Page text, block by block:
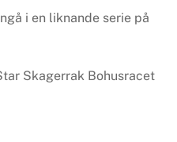
i en liknande serie på
Skagerrak Bohusracet